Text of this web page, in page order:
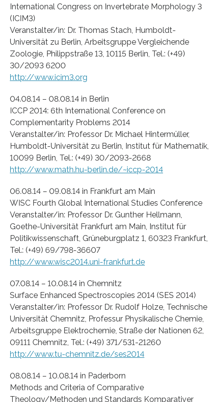
International Congress on Invertebrate Morphology 3
(ICIM3)
Veranstalter/in: Dr. Thomas Stach, Humboldt-
Universität zu Berlin, Arbeitsgruppe Vergleichende
Zoologie, Philippstraße 13, 10115 Berlin, Tel.: (+49)
30/2093 6200
http://www.icim3.org
04.08.14 – 08.08.14 in Berlin
ICCP 2014: 6th International Conference on
Complementarity Problems 2014
Veranstalter/in: Professor Dr. Michael Hintermüller,
Humboldt-Universität zu Berlin, Institut für Mathematik,
10099 Berlin, Tel.: (+49) 30/2093-2668
http://www.math.hu-berlin.de/~iccp-2014
06.08.14 – 09.08.14 in Frankfurt am Main
WISC Fourth Global International Studies Conference
Veranstalter/in: Professor Dr. Gunther Hellmann,
Goethe-Universität Frankfurt am Main, Institut für
Politikwissenschaft, Grüneburgplatz 1, 60323 Frankfurt,
Tel.: (+49) 69/798-36607
http://www.wisc2014.uni-frankfurt.de
07.08.14 – 10.08.14 in Chemnitz
Surface Enhanced Spectroscopies 2014 (SES 2014)
Veranstalter/in: Professor Dr. Rudolf Holze, Technische
Universität Chemnitz, Professur Physikalische Chemie,
Arbeitsgruppe Elektrochemie, Straße der Nationen 62,
09111 Chemnitz, Tel.: (+49) 371/531-21260
http://www.tu-chemnitz.de/ses2014
08.08.14 – 10.08.14 in Paderborn
Methods and Criteria of Comparative
Theology/Methoden und Standards Komparativer